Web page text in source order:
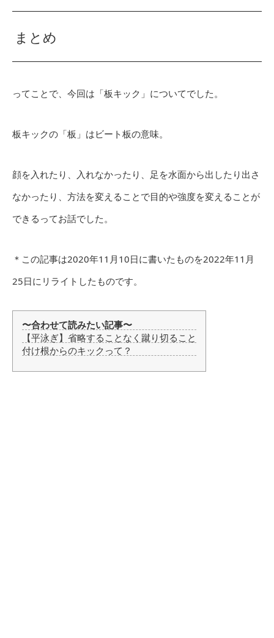
まとめ
ってことで、今回は「板キック」についてでした。
板キックの「板」はビート板の意味。
顔を入れたり、入れなかったり、足を水面から出したり出さ
なかったり、方法を変えることで目的や強度を変えることが
できるってお話でした。
＊この記事は2020年11月10日に書いたものを2022年11月
25日にリライトしたものです。
〜合わせて読みたい記事〜
【平泳ぎ】省略することなく蹴り切ること
付け根からのキックって？